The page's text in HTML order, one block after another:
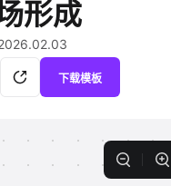
形成
下载模板